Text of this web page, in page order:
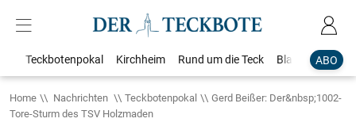
ABO
Teckbotenpokal Kirchheim Rund um die Teck Blaulicht
Home Nachrichten Teckbotenpokal
Gerd Beißer: Der&nbsp;1002-
Tore-Sturm des TSV Holzmaden